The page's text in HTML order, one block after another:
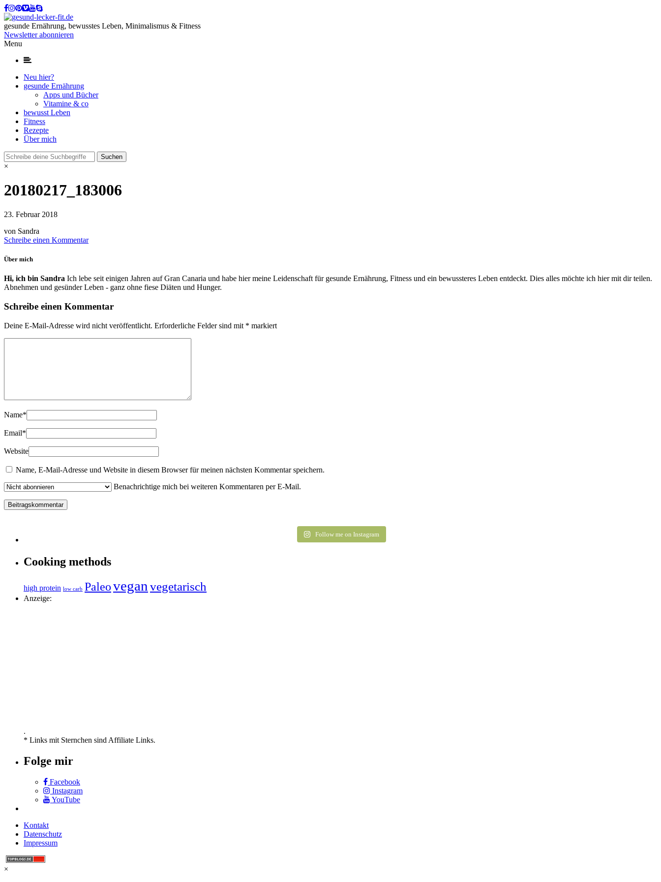
gesunde Ernährung, bewusstes Leben, Minimalismus & Fitness
Newsletter abonnieren
Menu
Neu hier?
gesunde Ernährung
Apps und Bücher
Vitamine & co
bewusst Leben
Fitness
Rezepte
Über mich
×
20180217_183006
23. Februar 2018
von Sandra
Schreibe einen Kommentar
Über mich
Hi, ich bin Sandra Ich lebe seit einigen Jahren auf Gran Canaria und habe hier meine Leidenschaft für gesunde Ernährung, Fitness und ein bewussteres Leben entdeckt. Dies alles möchte ich hier mit dir teilen.
Abnehmen und gesünder Leben - ganz ohne fiese Diäten und Hunger.
Schreibe einen Kommentar
Deine E-Mail-Adresse wird nicht veröffentlicht. Erforderliche Felder sind mit * markiert
Name*
Email*
Website
Name, E-Mail-Adresse und Website in diesem Browser für meinen nächsten Kommentar speichern.
Benachrichtige mich bei weiteren Kommentaren per E-Mail.
Follow me on Instagram
Cooking methods
high protein low carb Paleoveganvegetarisch
Anzeige:
.
* Links mit Sternchen sind Affiliate Links.
Folge mir
Facebook
Instagram
YouTube
Kontakt
Datenschutz
Impressum
×